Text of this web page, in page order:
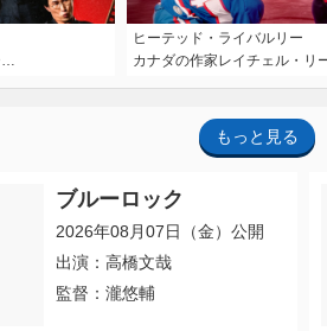
ヒーテッド・ライバルリー
カナダの作家レイチェル・リ
もっと見る
ブルーロック
2026年08月07日（金）公開
出演：高橋文哉
監督：瀧悠輔